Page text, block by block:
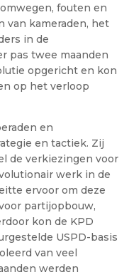
fouten en
van kameraden, het
in de
pas twee maanden
opgericht en kon
op het verloop
en
en tactiek. Zij
de verkiezingen voor
werk in de
ervoor om deze
partijopbouw,
kon de KPD
USPD-basis
van veel
werden